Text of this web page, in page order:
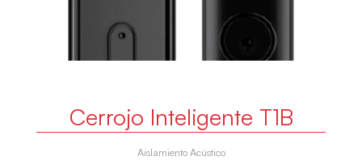
Cerrojo Inteligente T1B
Aislamiento Acústico